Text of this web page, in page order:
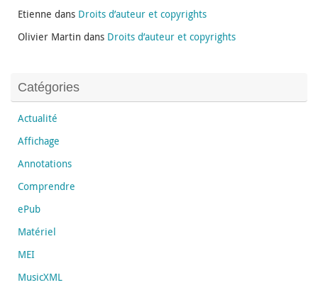
Etienne dans Droits d’auteur et copyrights
Olivier Martin dans Droits d’auteur et copyrights
Catégories
Actualité
Affichage
Annotations
Comprendre
ePub
Matériel
MEI
MusicXML